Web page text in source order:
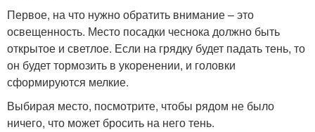
Первое, на что нужно обратить внимание – это
освещенность. Место посадки чеснока должно быть
открытое и светлое. Если на грядку будет падать тень, то
он будет тормозить в укоренении, и головки
сформируются мелкие.
Выбирая место, посмотрите, чтобы рядом не было
ничего, что может бросить на него тень.